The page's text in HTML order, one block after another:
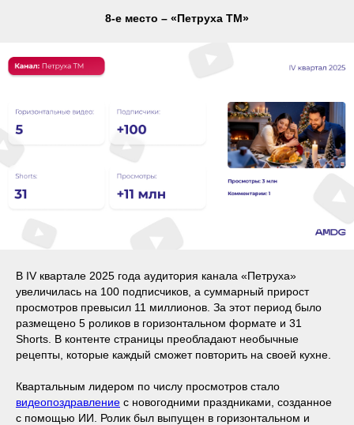
8-е место – «Петруха ТМ»
В IV квартале 2025 года аудитория канала «Петруха»
увеличилась на 100 подписчиков, а суммарный прирост
просмотров превысил 11 миллионов. За этот период было
размещено 5 роликов в горизонтальном формате и 31
Shorts. В контенте страницы преобладают необычные
рецепты, которые каждый сможет повторить на своей кухне.
Квартальным лидером по числу просмотров стало
видеопоздравление с новогодними праздниками, созданное
с помощью ИИ. Ролик был выпущен в горизонтальном и